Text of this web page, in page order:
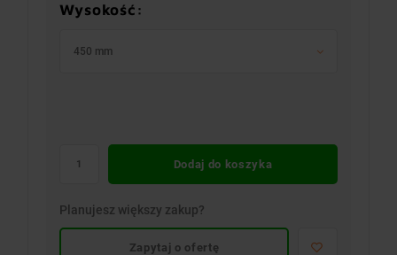
Wysokość:
450 mm
Dodaj do koszyka
Planujesz większy zakup?
Zapytaj o ofertę